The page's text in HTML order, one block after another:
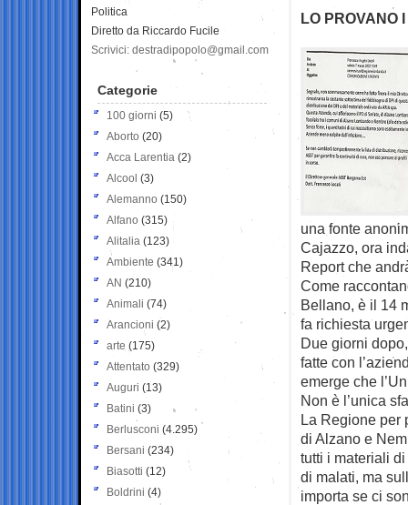
LO PROVANO
una fonte
Cajazzo, ora
Report che
Come
Bellano, è il 14
fa richiesta
Due giorni
fatte con
emerge che
Non è l’unica
La Regione per
di Alzano e
tutti i materiali
di malati, ma
importa se ci
Politica
Diretto da Riccardo Fucile
Scrivici: destradipopolo@gmail.com
Categorie
100 giorni (5)
Aborto (20)
Acca Larentia (2)
Alcool (3)
Alemanno (150)
Alfano (315)
Alitalia (123)
Ambiente (341)
AN (210)
Animali (74)
Arancioni (2)
arte (175)
Attentato (329)
Auguri (13)
Batini (3)
Berlusconi (4.295)
Bersani (234)
Biasotti (12)
Boldrini (4)